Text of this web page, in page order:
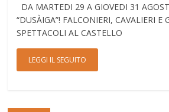
DA MARTEDI 29 A GIOVEDI 31
“DUSÀIGA”! FALCONIERI, CAVALIERI E
SPETTACOLI AL CASTELLO
LEGGI IL SEGUITO